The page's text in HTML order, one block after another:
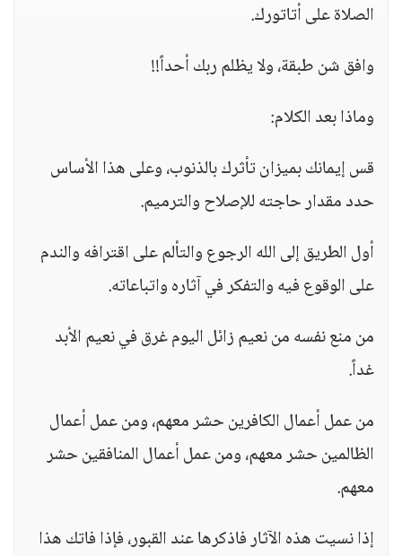
الصلاة على أتاتورك.
وافق شن طبقة، ولا يظلم ربك أحداً!!
وماذا بعد الكلام:
قس إيمانك بميزان تأثرك بالذنوب، وعلى هذا الأساس
حدد مقدار حاجته للإصلاح والترميم.
أول الطريق إلى الله الرجوع والتألم على اقترافه والندم
على الوقوع فيه والتفكر في آثاره واتباعاته.
من منع نفسه من نعيم زائل اليوم غرق في نعيم الأبد
غداً.
من عمل أعمال الكافرين حشر معهم، ومن عمل أعمال
الظالمين حشر معهم، ومن عمل أعمال المنافقين حشر
معهم.
إذا نسيت هذه الآثار فاذكرها عند القبور، فإذا فاتك هذا